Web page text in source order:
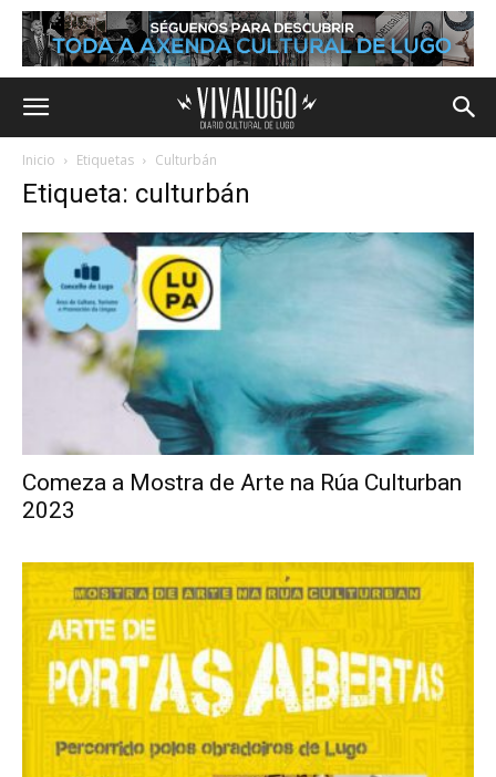
Inicio Etiquetas Culturbán
Etiqueta: culturbán
Comeza a Mostra de Arte na Rúa Culturban
2023